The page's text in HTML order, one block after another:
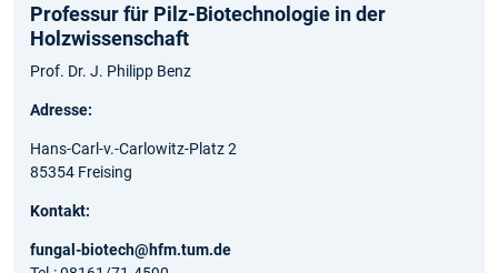
Professur für Pilz-Biotechnologie in der
Holzwissenschaft
Prof. Dr. J. Philipp Benz
Adresse:
Hans-Carl-v.-Carlowitz-Platz 2
85354 Freising
Kontakt:
fungal-biotech@hfm.tum.de